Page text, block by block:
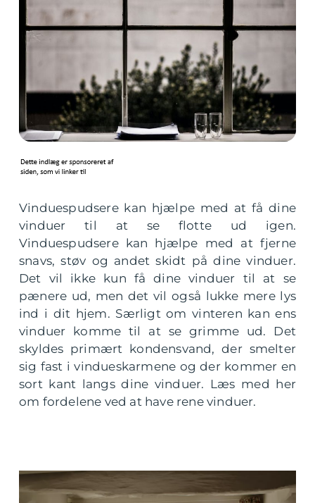
Vinduespudsere kan hjælpe med at få dine
vinduer til at se flotte ud igen.
Vinduespudsere kan hjælpe med at fjerne
snavs, støv og andet skidt på dine vinduer.
Det vil ikke kun få dine vinduer til at se
pænere ud, men det vil også lukke mere lys
ind i dit hjem. Særligt om vinteren kan ens
vinduer komme til at se grimme ud. Det
skyldes primært kondensvand, der smelter
sig fast i vindueskarmene og der kommer en
sort kant langs dine vinduer. Læs med her
om fordelene ved at have rene vinduer.